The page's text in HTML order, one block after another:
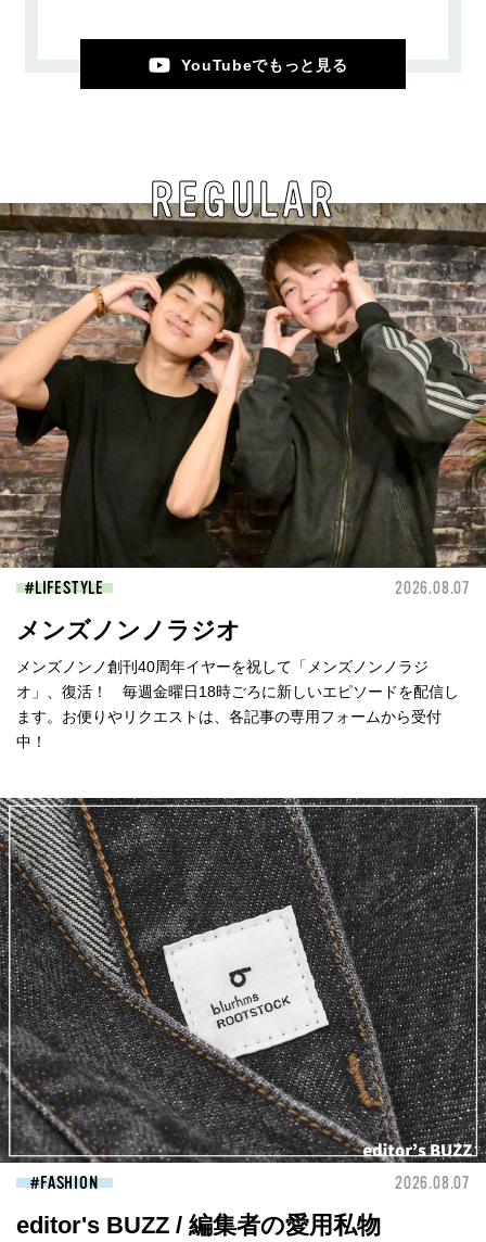
YouTubeでもっと見る
REGULAR
LIFESTYLE 2026.08.07
メンズノンノラジオ
メンズノンノ創刊40周年イヤーを祝して「メンズノンノラジ
オ」、復活！ 毎週金曜日18時ごろに新しいエピソードを配信し
ます。お便りやリクエストは、各記事の専用フォームから受付
中！
FASHION 2026.08.07
editor's BUZZ / 編集者の愛用私物